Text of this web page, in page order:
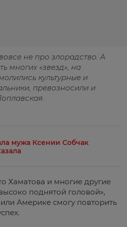
не про злорадство. А
многих «звезд», на
культурные и
превозносили и
мужа Ксении Собчак
Хаматова и многие другие
поднятой головой»,
Америке смогу повторить